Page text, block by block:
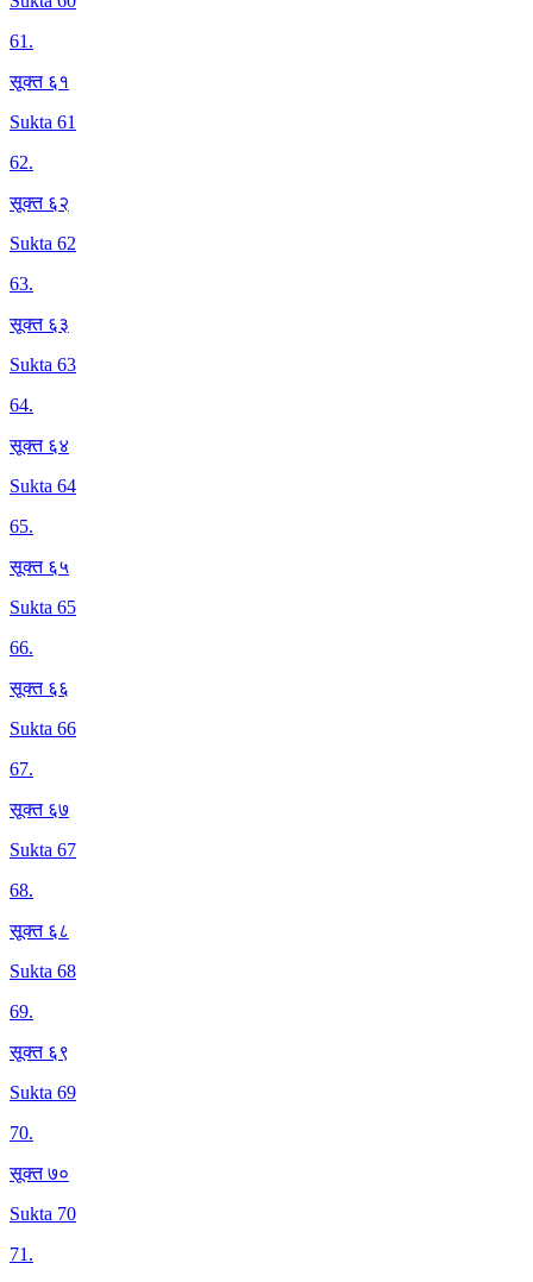
61.
सूक्त ६१
Sukta 61
62.
सूक्त ६२
Sukta 62
63.
सूक्त ६३
Sukta 63
64.
सूक्त ६४
Sukta 64
65.
सूक्त ६५
Sukta 65
66.
सूक्त ६६
Sukta 66
67.
सूक्त ६७
Sukta 67
68.
सूक्त ६८
Sukta 68
69.
सूक्त ६९
Sukta 69
70.
सूक्त ७०
Sukta 70
71.